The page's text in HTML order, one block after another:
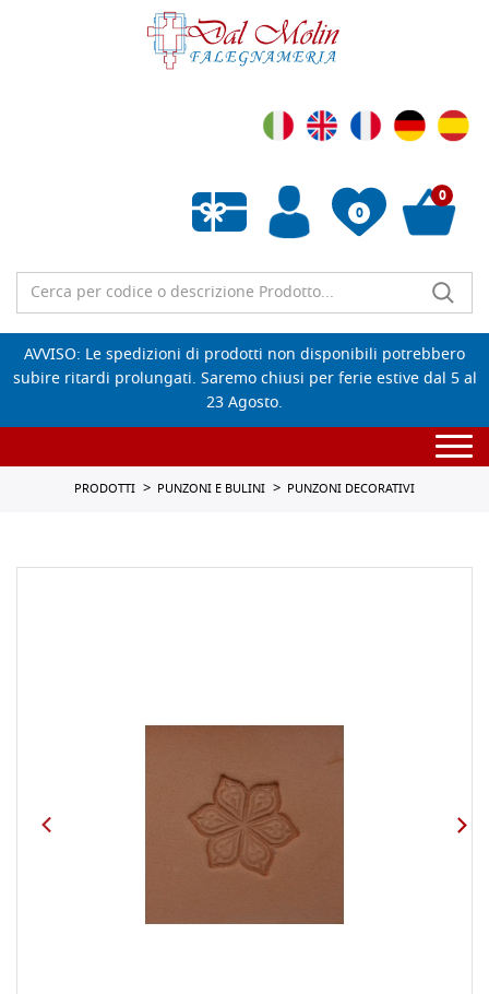
0
Wishlist vuota
0
AVVISO: Le spedizioni di prodotti non disponibili potrebbero
subire ritardi prolungati. Saremo chiusi per ferie estive dal 5 al
23 Agosto.
PRODOTTI PUNZONI E BULINI PUNZONI DECORATIVI